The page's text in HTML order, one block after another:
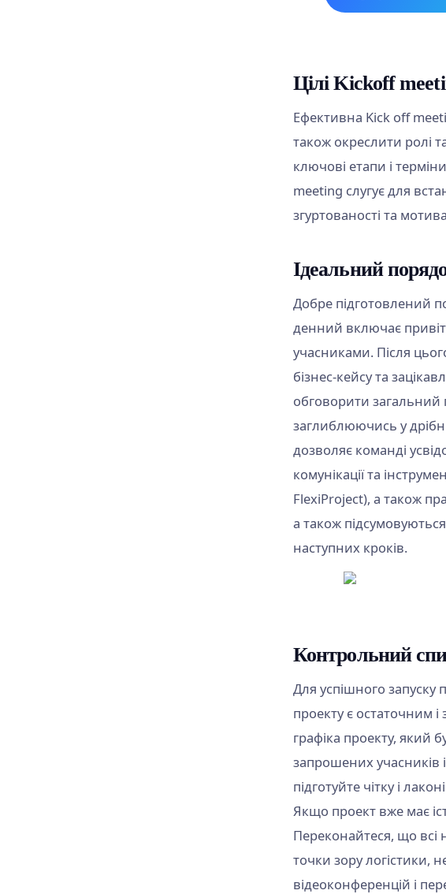
Цілі Kickoff
Ефективна Kick off
також окреслити ролі
ключові етапи і
meeting слугує для
згуртованості та
Ідеальний
Добре підготовлений
денний включає
учасниками. Після
бізнес-кейсу та
обговорити загальний
заглиблюючись у
дозволяє команді
комунікації та
FlexiProject), а також
а також
наступних кроків.
Контрольний
Для успішного запуску
проекту є остаточним
графіка проекту, який
запрошених учасників
підготуйте чітку і
Якщо проект вже має
Переконайтеся, що всі
точки зору логістики,
відеоконференцій і